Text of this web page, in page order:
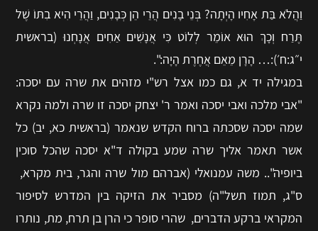
וַהֲלֹא בַּת אָחִיו הָיְתָה? בְּנֵי בָנִים הֲרֵי הֵן כְּבָנִים, וַהֲרֵי הִיא בִתּוֹ שֶׁל
תֶּרַח וְכָךְ הוּא אוֹמֵר לְלוֹט כִּי אֲנָשִׁים אַחִים אֲנָחְנוּ (בראשית
י״ג:ח׳):… הָרָן מֵאֵם אֲחֶרֶת הָיָה:".
במגילה יד א, גם כמו אצל רש"י מזהים את שרה עם יסכה:
"אבי מלכה ואבי יסכה ואמר ר' יצחק יסכה זו שרה ולמה נקרא
שמה יסכה שסכתה ברוח הקדש שנאמר (בראשית כא, יב) כל
אשר תאמר אליך שרה שמע בקולה ד"א יסכה שהכל סוכין
ביופיה".. משה עמנואלי (אברהם מול שרה והגר, בית מקרא,
ס"ג, תמוז תשל"ה) מסביר את הזיקה בין המדרש לסיפור
המקראי ברקע הדברים, שהרי סופר כי הרן בן תרח, מת, נותרו